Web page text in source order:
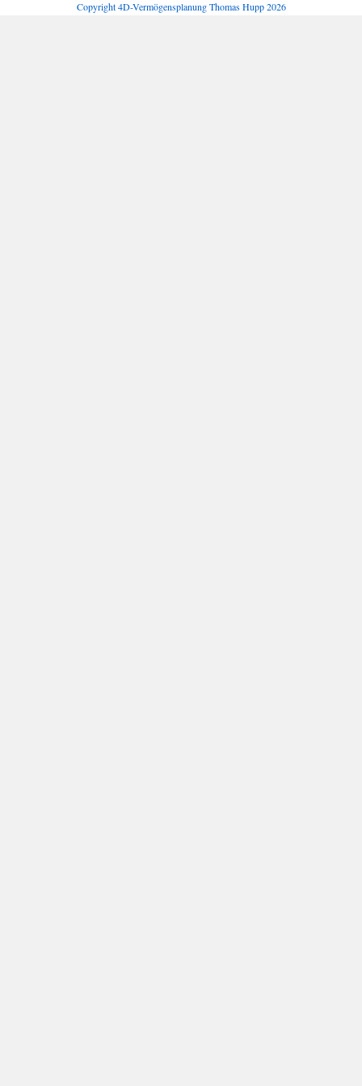
Copyright 4D-Vermögensplanung Thomas Hupp 2026